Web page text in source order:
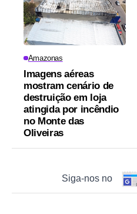
Amazonas
Imagens aéreas
mostram cenário de
destruição em loja
atingida por incêndio
no Monte das
Oliveiras
Siga-nos no